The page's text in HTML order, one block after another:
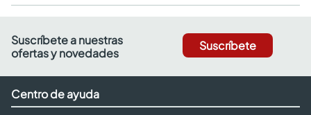
Suscríbete a nuestras
ofertas y novedades
Suscríbete
Centro de ayuda